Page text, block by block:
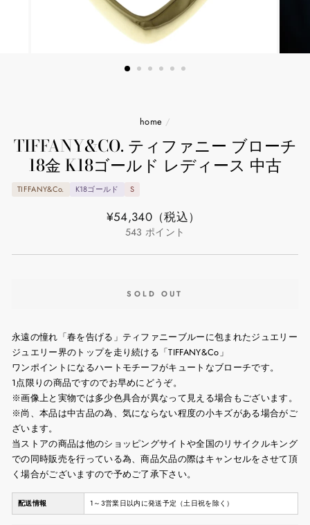
home /
TIFFANY&CO. ティファニー ブローチ
18金 K18ゴールド レディース 中古
TIFFANY&Co. K18ゴールド S
通
¥54,340（税込）
543 ポイント
SOLD OUT
永遠の憧れ「春を告げる」ティファニーブルーに包まれたジュエリー
ジュエリー界のトップを走り続ける「TIFFANY&Co」
ワンポイントになるハートモチーフがキュートなブローチです。
1点限りの商品ですのでお早めにどうぞ。
※画像上と実物では多少色具合が異なって見える場合もございます。
※尚、本品は中古品の為、気にならない程度の小キズがある場合がご
ざいます。
当ストアの商品は他のショッピングサイトや全国のリサイクルキング
での同時販売を行っている為、商品欠品の際はキャンセルをさせて頂
く場合がございますので予めご了承下さい。
配送情報 1～3営業日以内に発送予定（土日祝を除く）